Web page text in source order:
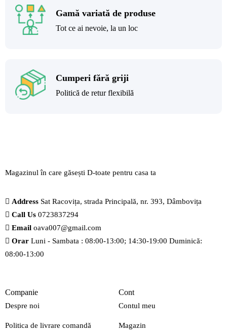
Gamă variată de produse
Tot ce ai nevoie, la un loc
Cumperi fără griji
Politică de retur flexibilă
Magazinul în care găsești D-toate pentru casa ta
Address Sat Racovița, strada Principală, nr. 393, Dâmbovița
Call Us 0723837294
Email oava007@gmail.com
Orar Luni - Sambata : 08:00-13:00; 14:30-19:00 Duminică:
08:00-13:00
Companie
Despre noi
Politica de livrare comandă
Cont
Contul meu
Magazin